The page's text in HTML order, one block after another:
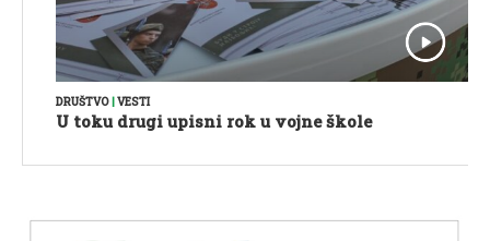
DRUŠTVO VESTI
U toku drugi upisni rok u vojne škole